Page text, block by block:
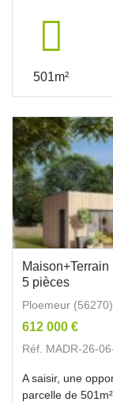
501m²
Maison+Terrain
5 pièces
Ploemeur (56270)
612 000 €
Réf. MADR-26-
A saisir, une
parcelle de